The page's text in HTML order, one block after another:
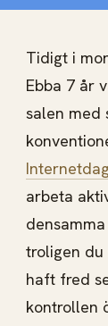
Tidigt i
Ebba 7 år
salen med
arbeta
troligen du
haft fred
kontrollen